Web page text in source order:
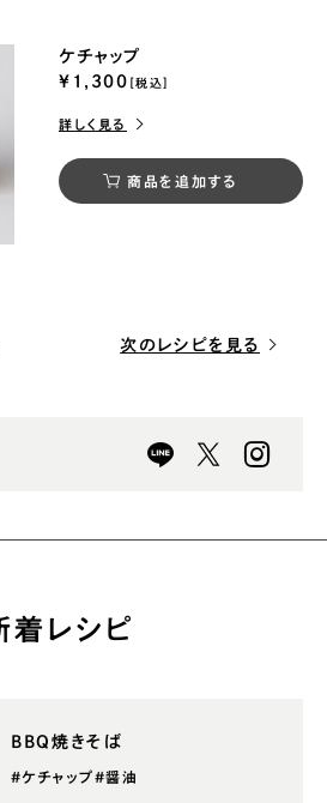
ケチャップ
¥1,300 [税込]
詳しく見る
商品を追加する
次のレシピを見る
着レシピ
BBQ焼きそば
#ケチャップ#醤油